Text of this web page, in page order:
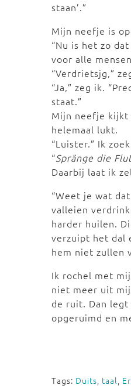
staan’.”
Mijn neefje is
“Nu is het zo
voor alle
“Verdrietsjg,”
“Ja,” zeg ik.
staat.”
Mijn neefje kijkt
helemaal lukt.
“Luister.” Ik
“Spränge die
Daarbij laat ik
“Weet je wat
valleien
harder huilen.
verzuipt het dal
hem niet zullen
Ik rochel met
niet meer uit
de ruit. Dan
opgeruimd en
Tags: Duits, taal,